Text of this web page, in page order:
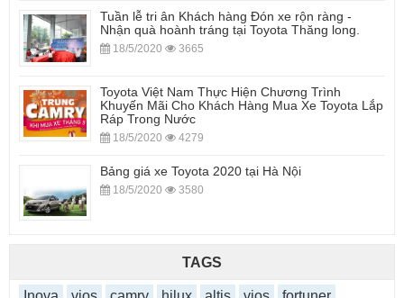
Tuần lễ tri ân Khách hàng Đón xe rộn ràng -
Nhận quà hoành tráng tại Toyota Thăng long.
18/5/2020 3665
Toyota Việt Nam Thực Hiện Chương Trình
Khuyến Mãi Cho Khách Hàng Mua Xe Toyota Lắp
Ráp Trong Nước
18/5/2020 4279
Bảng giá xe Toyota 2020 tại Hà Nội
18/5/2020 3580
TAGS